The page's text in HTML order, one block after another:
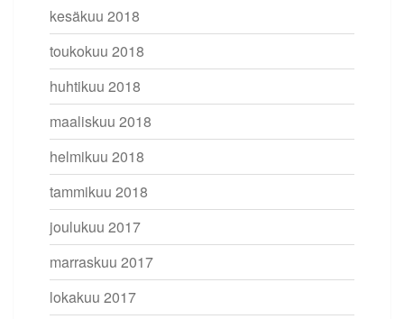
kesäkuu 2018
toukokuu 2018
huhtikuu 2018
maaliskuu 2018
helmikuu 2018
tammikuu 2018
joulukuu 2017
marraskuu 2017
lokakuu 2017